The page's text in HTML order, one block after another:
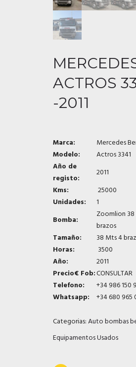
ACTROS
-2011
Marca:
Mercedes
Modelo:
Actros 3341
Año de
registo:
2011
Kms:
25000
Unidades:
1
Bomba:
Zoomlion
brazos
Tamaño:
38 Mts 4
Horas:
3500
Año:
2011
Precio€ Fob:CONSULTAR
Telefono:
+34 986 150
Whatsapp:
+34 680 965
Categorias:Auto bombas
Equipamentos Usados